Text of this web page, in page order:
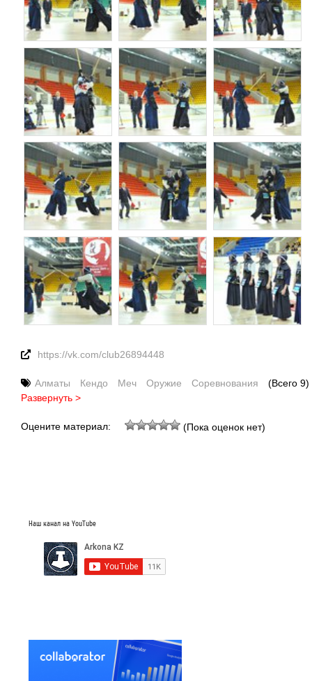
https://vk.com/club26894448
Алматы Кендо Меч Оружие Соревнования
(Всего 9)
Развернуть >
Оцените материал: (Пока оценок нет)
Наш канал на YouTube